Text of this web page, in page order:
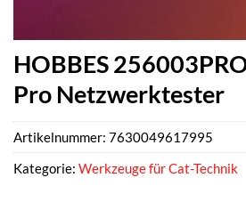
HOBBES
Pro Netzwerktester
Artikelnummer: 7630049617995
Kategorie: Werkzeuge für Cat-Technik